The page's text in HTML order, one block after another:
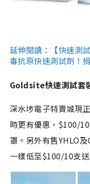
延伸閱讀：【快速測
毒抗原快速測試劑！
Goldsite快速測試套
深水埗電子特賣城現
時更有優惠，$100/
罩。另外有售YHLO
一樣低至$100/10支送